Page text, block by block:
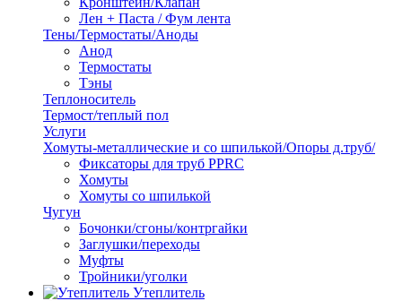
Лен + Паста / Фум лента
Тены/Термостаты/Аноды
Анод
Термостаты
Тэны
Теплоноситель
Термост/теплый пол
Услуги
Хомуты-металлические и со шпилькой/Опоры д.труб/
Фиксаторы для труб PPRC
Хомуты
Хомуты со шпилькой
Чугун
Бочонки/сгоны/контргайки
Заглушки/переходы
Муфты
Тройники/уголки
Утеплитель